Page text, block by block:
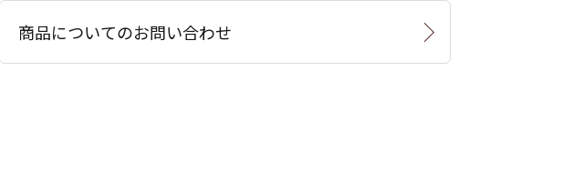
商品についてのお問い合わせ